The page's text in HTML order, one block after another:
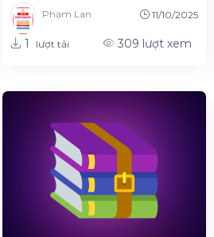
Phạm Lan 11/10/2025
1 lượt tải 309 lượt xem